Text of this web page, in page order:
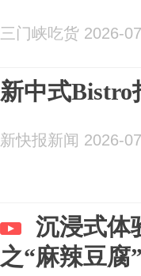
三门峡吃货 2026-
新中式Bistro
新快报新闻 2026-
沉浸式体
之“麻辣豆腐